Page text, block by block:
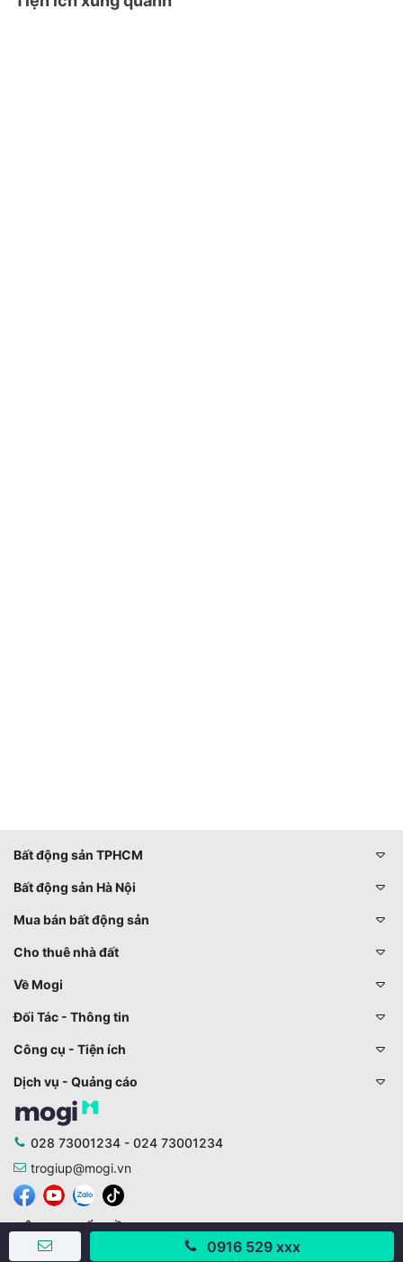
0916 529 xxx
Bất động sản TPHCM
Bất động sản Hà Nội
Mua bán bất động sản
Cho thuê nhà đất
Về Mogi
Đối Tác - Thông tin
Công cụ - Tiện ích
Dịch vụ - Quảng cáo
028 73001234 - 024 73001234
trogiup@mogi.vn
CÔNG TY CỔ PHẦN ĐỊNH ANH
Chịu trách nhiệm chính: Ông Phạm Chu Hi